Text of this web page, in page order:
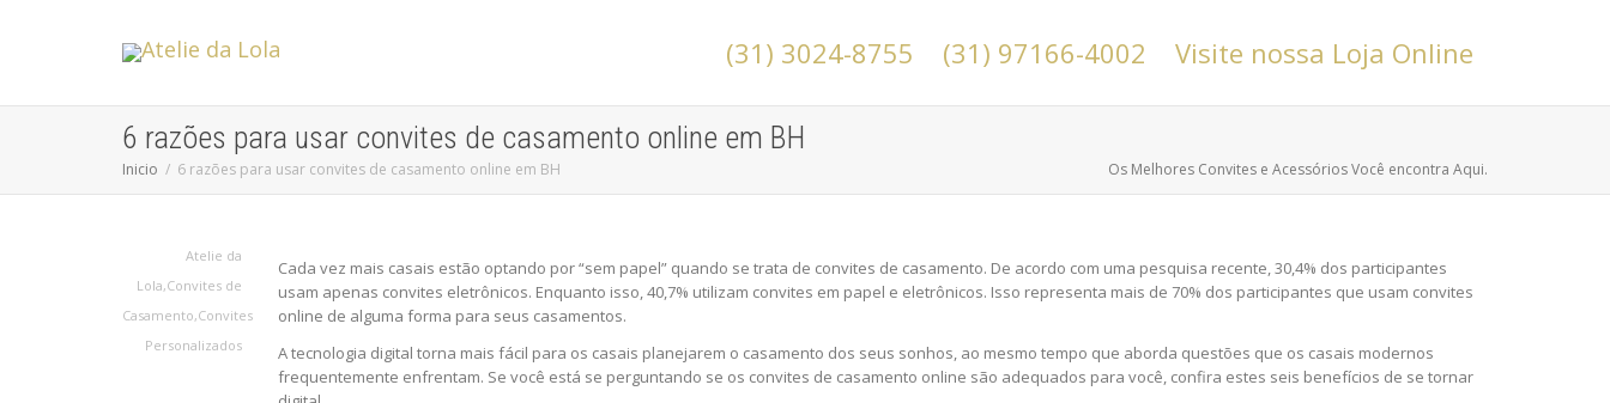
(31) 3024-8755 (31) 97166-4002 Visite nossa Loja Online
6 razões para usar convites de casamento online em BH
Inicio 6 razões para usar convites de casamento online em BH Os Melhores Convites e Acessórios Você encontra Aqui.
Atelie da
Lola,Convites de
Casamento,Convites
Personalizados
Cada vez mais casais estão optando por “sem papel” quando se trata de convites de casamento. De acordo com uma pesquisa recente, 30,4% dos participantes
usam apenas convites eletrônicos. Enquanto isso, 40,7% utilizam convites em papel e eletrônicos. Isso representa mais de 70% dos participantes que usam convites
online de alguma forma para seus casamentos.
A tecnologia digital torna mais fácil para os casais planejarem o casamento dos seus sonhos, ao mesmo tempo que aborda questões que os casais modernos
frequentemente enfrentam. Se você está se perguntando se os convites de casamento online são adequados para você, confira estes seis benefícios de se tornar